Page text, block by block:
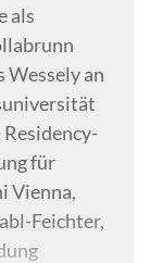
als
an
für
Vienna,
Feichter,